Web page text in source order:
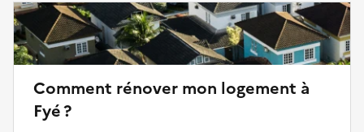
Comment rénover mon logement à
Fyé ?